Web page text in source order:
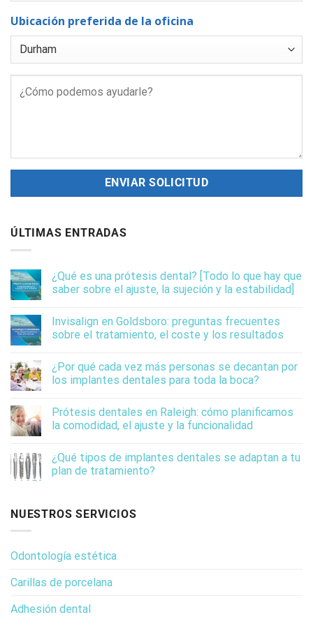
Ubicación preferida de la oficina
ÚLTIMAS ENTRADAS
¿Qué es una prótesis dental? [Todo lo que hay que
saber sobre el ajuste, la sujeción y la estabilidad]
Invisalign en Goldsboro: preguntas frecuentes
sobre el tratamiento, el coste y los resultados
¿Por qué cada vez más personas se decantan por
los implantes dentales para toda la boca?
Prótesis dentales en Raleigh: cómo planificamos
la comodidad, el ajuste y la funcionalidad
¿Qué tipos de implantes dentales se adaptan a tu
plan de tratamiento?
NUESTROS SERVICIOS
Odontología estética
Carillas de porcelana
Adhesión dental